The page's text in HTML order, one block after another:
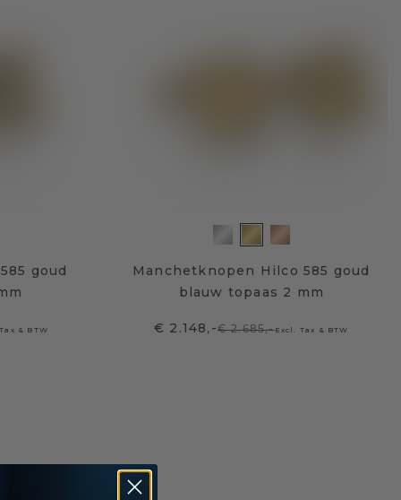
goud
& BTW
Manchetknopen Hilco 585 goud
blauw topaas 2 mm
€ 2.148,-€ 2.685,-Excl. Tax & BTW